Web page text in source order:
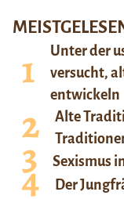
Unter der
versucht,
entwickeln
Alte
Sexismus
Der